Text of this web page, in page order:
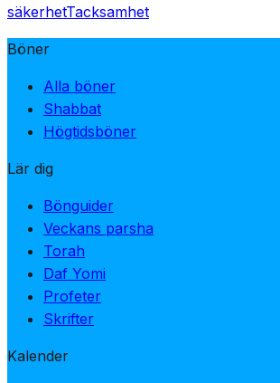
säkerhetTacksamhet
Böner
Alla böner
Shabbat
Högtidsböner
Lär dig
Bönguider
Veckans parsha
Torah
Daf Yomi
Profeter
Skrifter
Kalender